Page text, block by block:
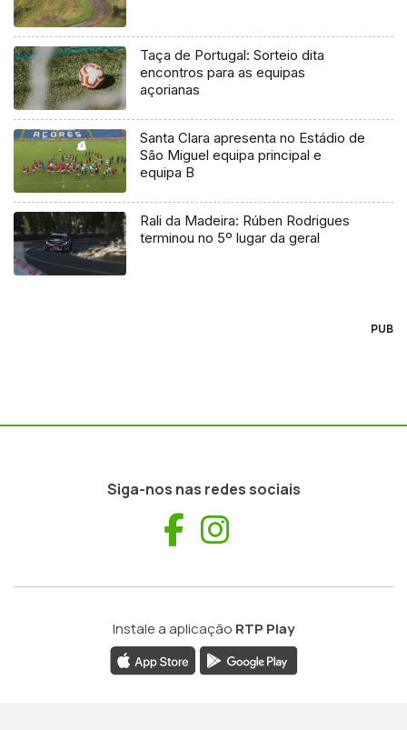
Taça de Portugal: Sorteio dita
encontros para as equipas
açorianas
Santa Clara apresenta no Estádio de
São Miguel equipa principal e
equipa B
Rali da Madeira: Rúben Rodrigues
terminou no 5º lugar da geral
PUB
Siga-nos nas redes sociais
Facebook
Instale a aplicação RTP Play